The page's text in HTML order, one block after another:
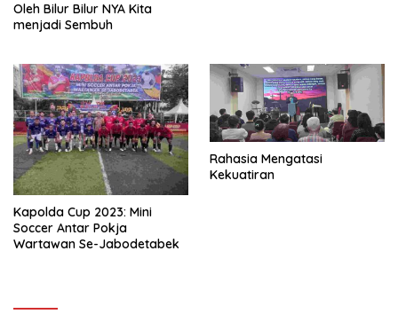
Oleh Bilur Bilur NYA Kita
menjadi Sembuh
Kapolda Cup 2023: Mini
Soccer Antar Pokja
Wartawan Se-Jabodetabek
Rahasia Mengatasi
Kekuatiran